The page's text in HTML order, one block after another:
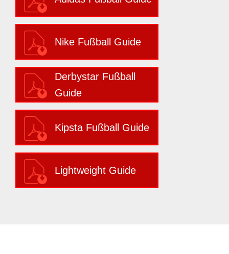
Nike Fußball Guide
Derbystar Fußball
Guide
Kipsta Fußball Guide
Lightweight Guide